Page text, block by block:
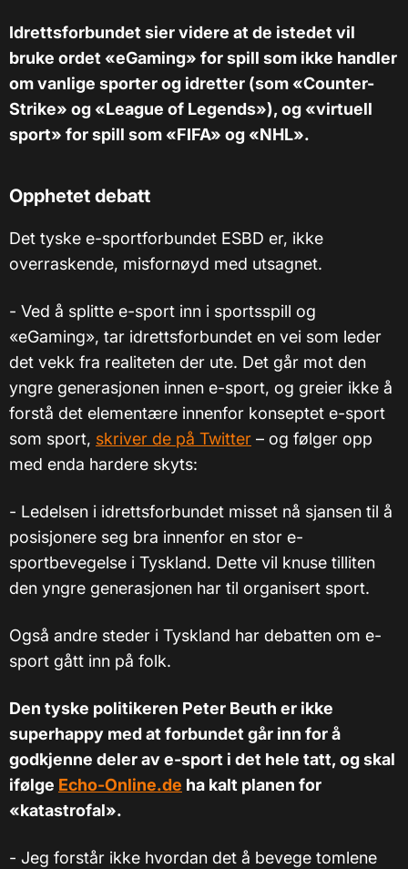
Idrettsforbundet sier videre at de istedet vil
bruke ordet «eGaming» for spill som ikke handler
om vanlige sporter og idretter (som «Counter-
Strike» og «League of Legends»), og «virtuell
sport» for spill som «FIFA» og «NHL».
Opphetet debatt
Det tyske e-sportforbundet ESBD er, ikke
overraskende, misfornøyd med utsagnet.
- Ved å splitte e-sport inn i sportsspill og
«eGaming», tar idrettsforbundet en vei som leder
det vekk fra realiteten der ute. Det går mot den
yngre generasjonen innen e-sport, og greier ikke å
forstå det elementære innenfor konseptet e-sport
som sport, skriver de på Twitter – og følger opp
med enda hardere skyts:
- Ledelsen i idrettsforbundet misset nå sjansen til å
posisjonere seg bra innenfor en stor e-
sportbevegelse i Tyskland. Dette vil knuse tilliten
den yngre generasjonen har til organisert sport.
Også andre steder i Tyskland har debatten om e-
sport gått inn på folk.
Den tyske politikeren Peter Beuth er ikke
superhappy med at forbundet går inn for å
godkjenne deler av e-sport i det hele tatt, og skal
ifølge Echo-Online.de ha kalt planen for
«katastrofal».
- Jeg forstår ikke hvordan det å bevege tomlene